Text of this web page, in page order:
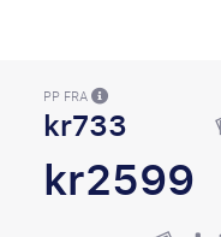
PP FRA
kr733
kr2599